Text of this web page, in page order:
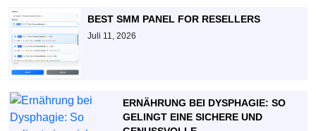
BEST SMM PANEL FOR RESELLERS
Juli 11, 2026
ERNÄHRUNG BEI DYSPHAGIE: SO
GELINGT EINE SICHERE UND